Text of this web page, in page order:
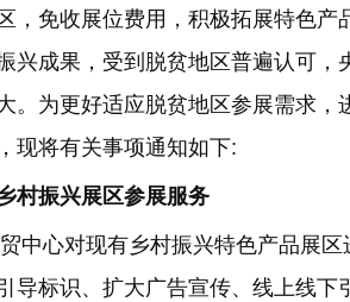
，免收展位费用，积极拓展特色
兴成果，受到脱贫地区普遍认可
。为更好适应脱贫地区参展需求
现将有关事项通知如下:
村振兴展区参展服务
心对现有乡村振兴特色产品展区
导标识、扩大广告宣传、线上线下